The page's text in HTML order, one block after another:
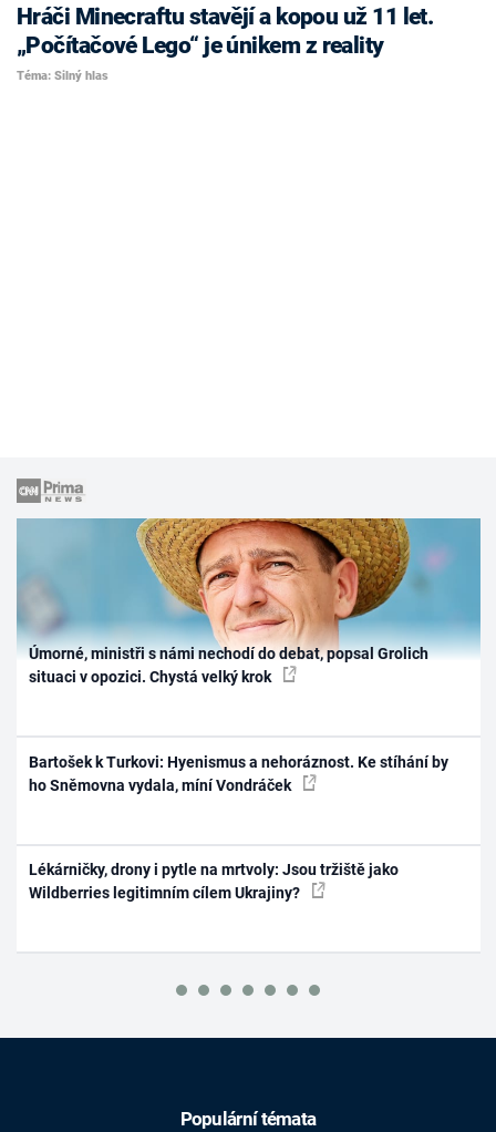
Hráči Minecraftu stavějí a kopou už 11 let.
„Počítačové Lego“ je únikem z reality
Téma: Silný hlas
Úmorné, ministři s námi nechodí do debat, popsal Grolich
situaci v opozici. Chystá velký krok
Bartošek k Turkovi: Hyenismus a nehoráznost. Ke stíhání by
ho Sněmovna vydala, míní Vondráček
Lékárničky, drony i pytle na mrtvoly: Jsou tržiště jako
Wildberries legitimním cílem Ukrajiny?
Populární témata